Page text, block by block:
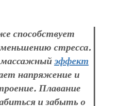
способствует
стресса.
массажныйэффект
напряжение и
Плавание
и забыть о